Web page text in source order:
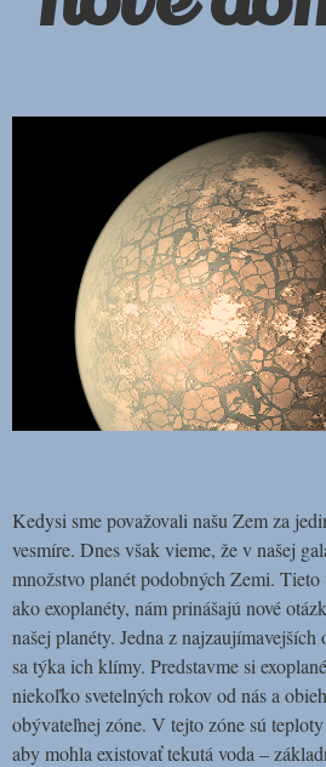
Kedysi sme považovali našu Zem za
vesmíre. Dnes však vieme, že v našej
množstvo planét podobných Zemi. Tieto
ako exoplanéty, nám prinášajú nové
našej planéty. Jedna z
sa týka ich klímy. Predstavme si
niekoľko svetelných rokov od nás a
obývateľnej zóne. V tejto zóne sú
aby mohla existovať tekutá voda –